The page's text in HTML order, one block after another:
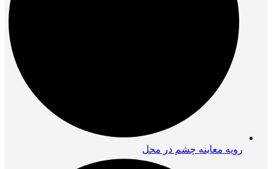
رویه معاینه چشم در محل